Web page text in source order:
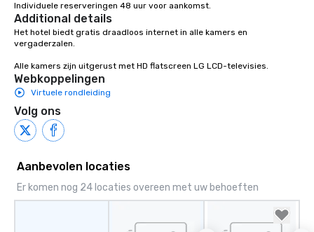
Individuele reserveringen 48 uur voor aankomst.
Additional details
Het hotel biedt gratis draadloos internet in alle kamers en
vergaderzalen.
Alle kamers zijn uitgerust met HD flatscreen LG LCD-televisies.
Webkoppelingen
Virtuele rondleiding
Volg ons
Aanbevolen locaties
Er komen nog 24 locaties overeen met uw behoeften